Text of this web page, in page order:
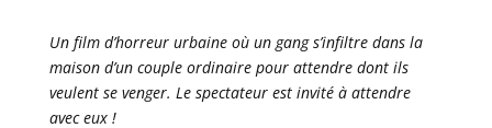
Un film d’horreur urbaine où un gang s’infiltre dans la
maison d’un couple ordinaire pour attendre dont ils
veulent se venger. Le spectateur est invité à attendre
avec eux !